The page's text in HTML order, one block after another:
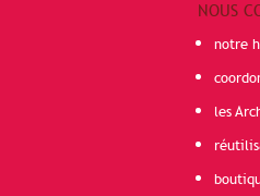
NOUS
notre
les